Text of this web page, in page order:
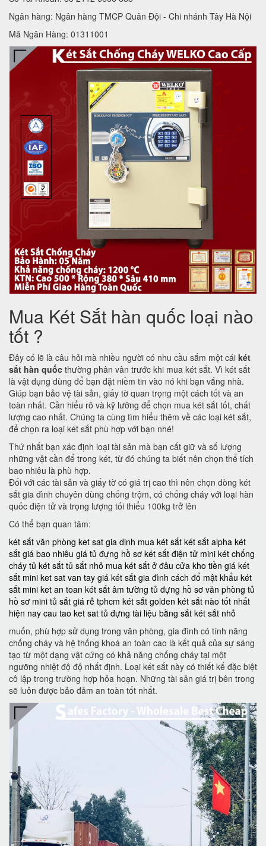
Ngân hàng: Ngân hàng TMCP Quân Đội - Chi nhánh Tây Hà Nội
Mã Ngân Hàng: 01311001
Mua Két Sắt hàn quốc loại nào
tốt ?
Đây có lẽ là câu hỏi mà nhiều người có nhu cầu sắm một cái két
sắt hàn quốc thường phân vân trước khi mua két sắt. Vì két sắt
là vật dụng dùng để bạn đặt niềm tin vào nó khi bạn vắng nhà.
Giúp bạn bảo vệ tài sản, giấy tờ quan trọng một cách tốt và an
toàn nhất. Cần hiểu rõ và kỹ lưỡng để chọn mua két sắt tốt, chất
lượng cao nhất. Chúng ta cùng tìm hiểu thêm về các loại két sắt,
để chọn ra loại két sắt phù hợp với bạn nhé!
Thứ nhất bạn xác định loại tài sản mà bạn cất giữ và số lượng
những vật cần để trong két, từ đó chúng ta biết nên chọn thể tích
bao nhiêu là phù hợp.
Đối với các tài sản và giấy tờ có giá trị cao thì nên chọn dòng két
sắt gia đình chuyên dùng chống trộm, có chống cháy với loại hàn
quốc điện tử và trọng lượng tối thiểu 100kg trở lên
Có thể bạn quan tâm:
két sắt văn phòng ket sat gia dinh mua két sắt két sắt alpha két
sắt giá bao nhiêu giá tủ đựng hồ sơ két sắt điện tử mini két chống
cháy tủ két sắt tủ sắt nhỏ mua két sắt ở đâu cửa kho tiền giá két
sắt mini ket sat van tay giá két sắt gia đình cách đổ mật khẩu két
sắt mini ket an toan két sắt âm tường tủ đựng hồ sơ văn phòng tủ
hồ sơ mini tủ sắt giá rẻ tphcm két sắt golden két sắt nào tốt nhất
hiện nay cau tao ket sat tủ đựng tài liệu bằng sắt két sắt nhỏ
muốn, phù hợp sử dụng trong văn phòng, gia đình có tính năng
chống cháy và hệ thống khoá an toàn cao là kết quả của sự sáng
tạo từ một dạng vật cứng có khả năng chống cháy tại một
ngưỡng nhiệt độ độ nhất định. Loại két sắt này có thiết kế đặc biệt
cô lập trong trường hợp hỏa hoạn. Những tài sản giá trị bên trong
sẽ luôn được bảo đảm an toàn tốt nhất.